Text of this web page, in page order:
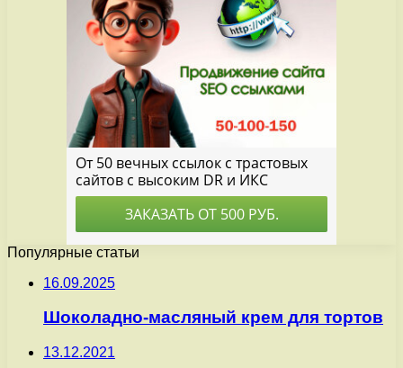
Популярные статьи
16.09.2025
Шоколадно-масляный крем для тортов
13.12.2021